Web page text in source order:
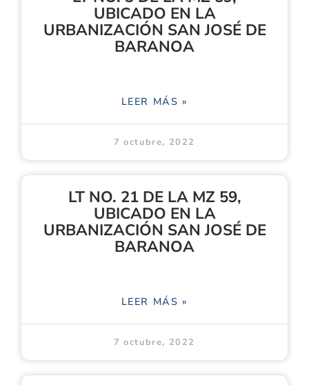
UBICADO EN LA
URBANIZACIÓN SAN JOSÉ DE
BARANOA
LEER MÁS »
7 octubre, 2022
LT NO. 21 DE LA MZ 59,
UBICADO EN LA
URBANIZACIÓN SAN JOSÉ DE
BARANOA
LEER MÁS »
7 octubre, 2022